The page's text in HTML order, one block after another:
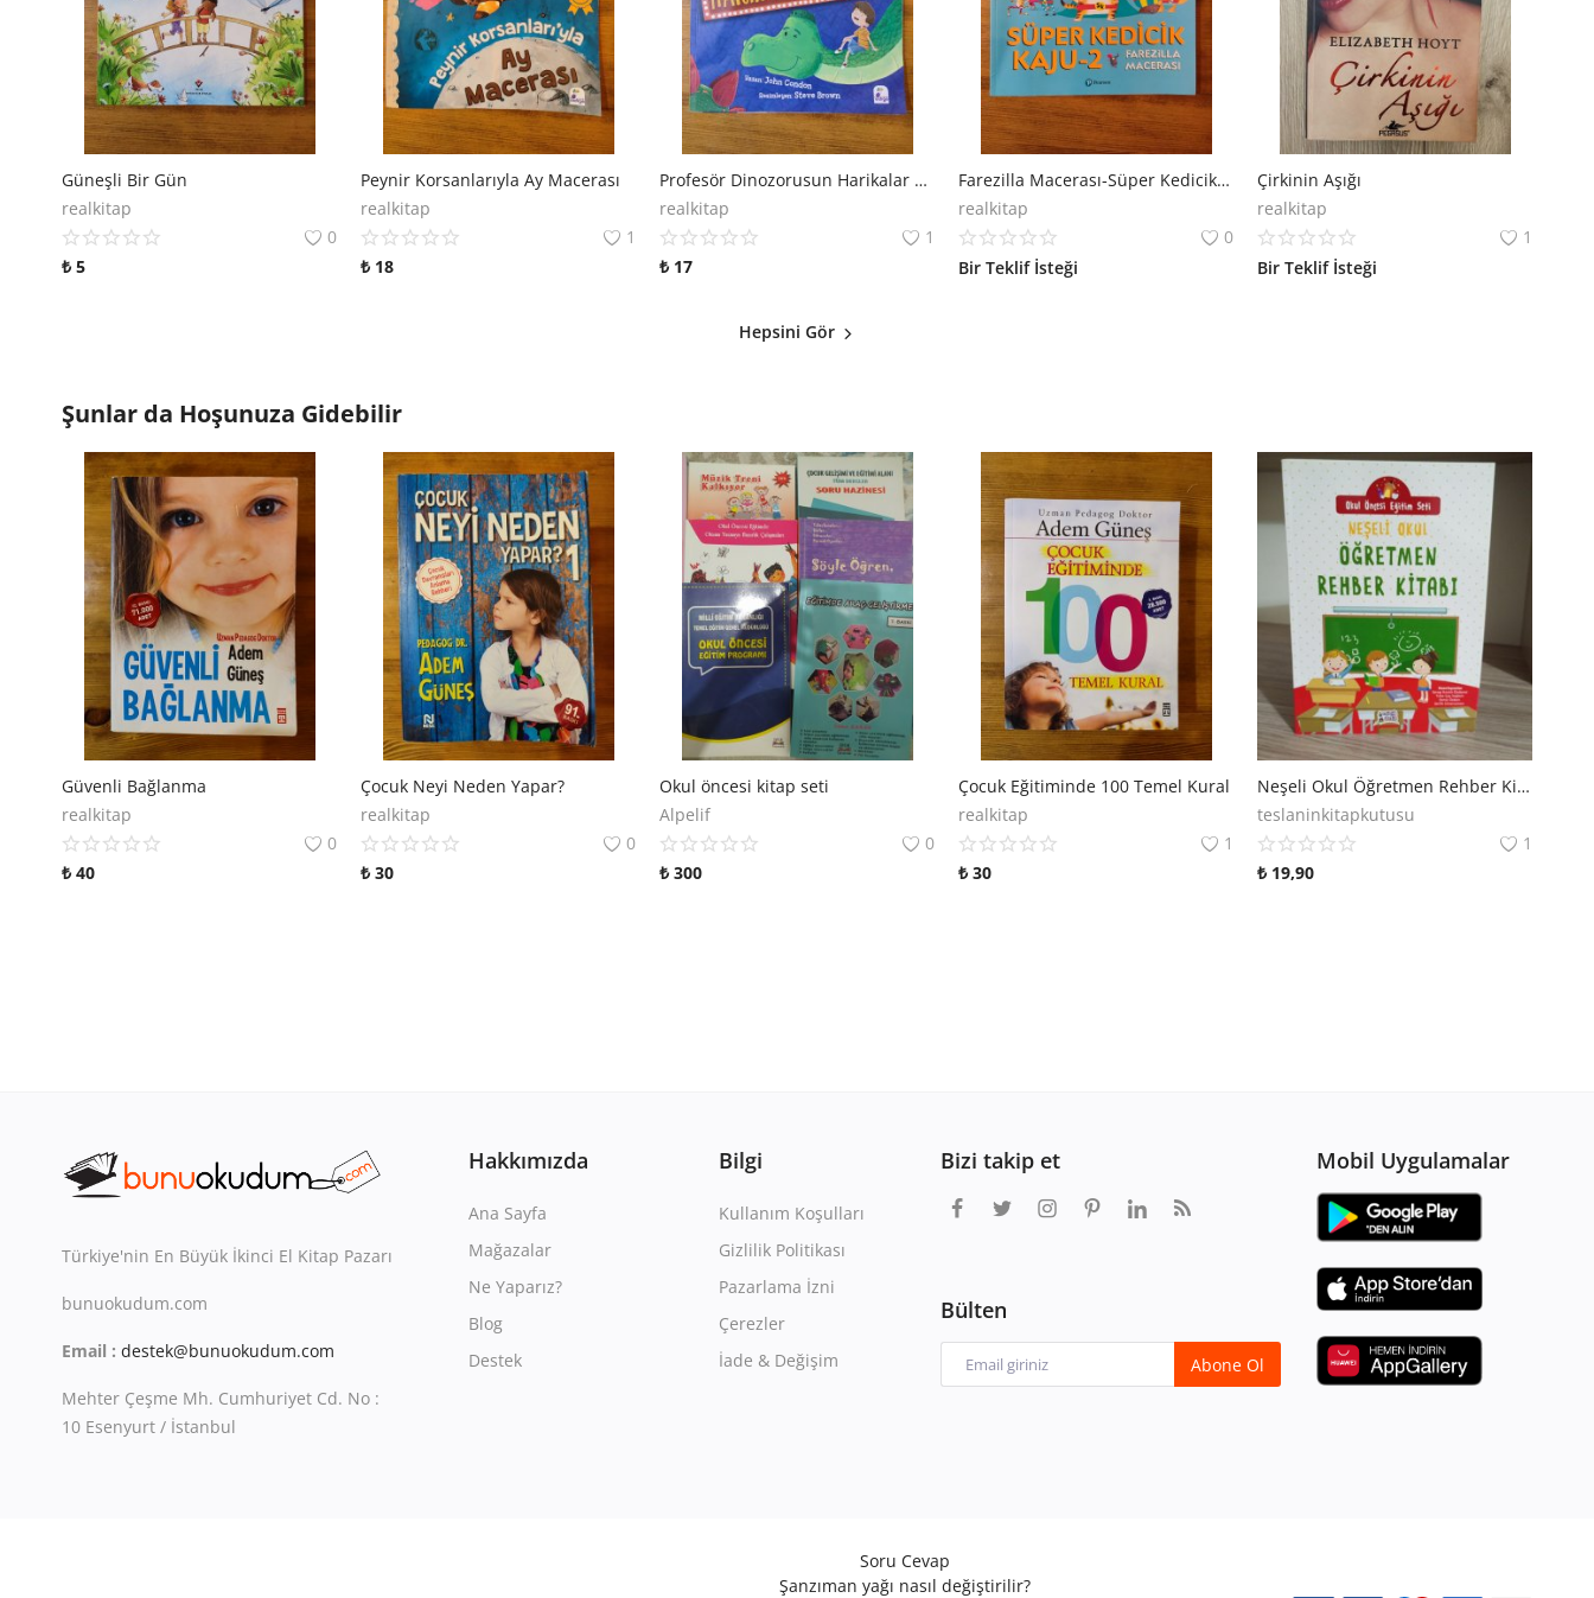
Güneşli Bir Gün
realkitap
0
₺ 5
Peynir Korsanlarıyla Ay Macerası
realkitap
1
₺ 18
Profesör Dinozorusun Harikalar Diyarı
realkitap
1
₺ 17
Farezilla Macerası-Süper Kedicik Kaju 2
realkitap
0
Bir Teklif İsteği
Çirkinin Aşığı
realkitap
1
Bir Teklif İsteği
Hepsini Gör
Şunlar da Hoşunuza Gidebilir
Güvenli Bağlanma
realkitap
0
₺ 40
Çocuk Neyi Neden Yapar?
realkitap
0
₺ 30
Okul öncesi kitap seti
Alpelif
0
₺ 300
Çocuk Eğitiminde 100 Temel Kural
realkitap
1
₺ 30
Neşeli Okul Öğretmen Rehber Kitabı
teslaninkitapkutusu
1
₺ 19,90
Türkiye'nin En Büyük İkinci El Kitap Pazarı
bunuokudum.com
Email : destek@bunuokudum.com
Mehter Çeşme Mh. Cumhuriyet Cd. No :
10 Esenyurt / İstanbul
Hakkımızda
Ana Sayfa
Mağazalar
Ne Yaparız?
Blog
Destek
Bilgi
Kullanım Koşulları
Gizlilik Politikası
Pazarlama İzni
Çerezler
İade & Değişim
Bizi takip et
Bülten
Abone Ol
Mobil Uygulamalar
Soru Cevap
Şanzıman yağı nasıl değiştirilir?